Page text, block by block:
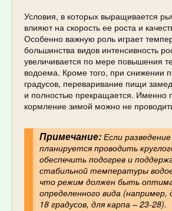
Условия, в которых выращивается
влияют на скорость ее роста и
Особенно важную роль играет
большинства видов интенсивность
увеличивается по мере повышения
водоема. Кроме того, при снижении
градусов, переваривание пищи
и полностью прекращается. Именно
кормление зимой можно не
Примечание:Если
планируется проводить
обеспечить подогрев и
стабильной температуры
что режим должен быть
определенного вида (например,
18 градусов, для карпа – 23-28).